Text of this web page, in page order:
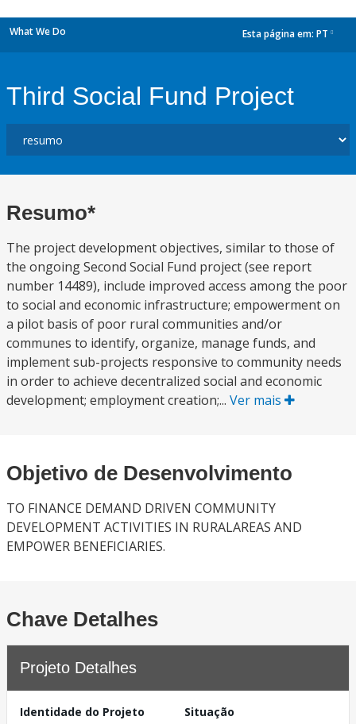
What We Do Esta página em: PT
Third Social Fund Project
Resumo*
The project development objectives, similar to those of
the ongoing Second Social Fund project (see report
number 14489), include improved access among the poor
to social and economic infrastructure; empowerment on
a pilot basis of poor rural communities and/or
communes to identify, organize, manage funds, and
implement sub-projects responsive to community needs
in order to achieve decentralized social and economic
development; employment creation;... Ver mais
Objetivo de Desenvolvimento
TO FINANCE DEMAND DRIVEN COMMUNITY
DEVELOPMENT ACTIVITIES IN RURALAREAS AND
EMPOWER BENEFICIARIES.
Chave Detalhes
Projeto Detalhes
Identidade do Projeto
Situação